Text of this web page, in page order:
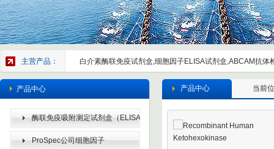
主营产品： 白介素酶联免疫试剂盒,细胞因子ELISA试剂盒,ABCAM抗体
产品中心
酶联免疫吸附测定试剂盒（ELISA
KIT） ProSpec公司细胞因子
当前
产品中心